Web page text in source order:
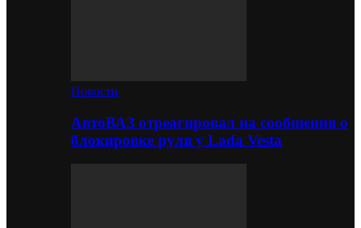
Новости
АвтоВАЗ отреагировал на сообщения о
блокировке руля у Lada Vesta